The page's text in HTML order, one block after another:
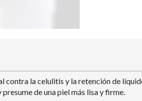
contra la celulitis y la retención de
de una piel más lisa y firme.